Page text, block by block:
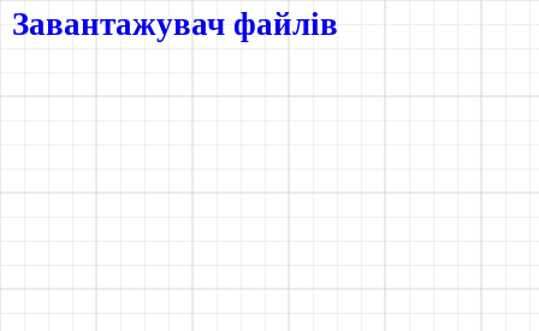
Завантажувач файлів